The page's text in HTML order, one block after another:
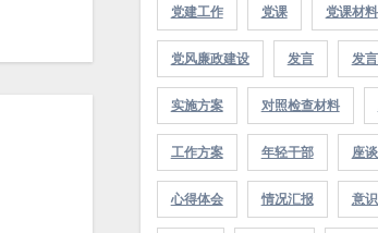
党建工作 党课 党课材料
党风廉政建设 发言 发
实施方案 对照检查材料
工作方案 年轻干部 座
心得体会 情况汇报 意